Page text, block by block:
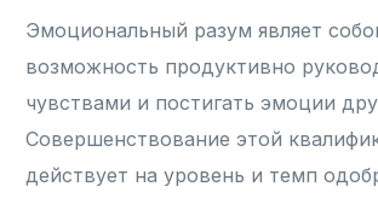
Эмоциональный разум являет
возможность продуктивно
чувствами и постигать эмоции
Совершенствование этой
действует на уровень и темп